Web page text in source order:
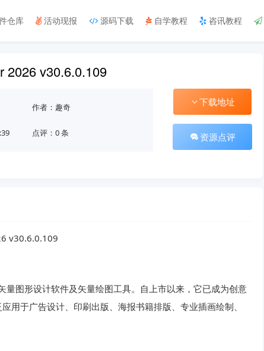
仓库 活动现报 源码下载 自学教程 咨讯教程
2026 v30.6.0.109
作者：趣奇
点评：0 条
下载地址
资源点评
v30.6.0.109
图形设计软件及矢量绘图工具。自上市以来，它已成为创意
用于广告设计、印刷出版、海报书籍排版、专业插画绘制、